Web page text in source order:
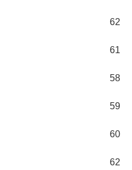
62
61
58
59
60
62